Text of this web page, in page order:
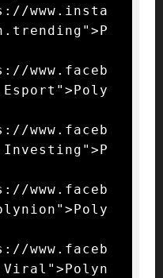
www.insta
www.faceb
www.faceb
www.faceb
www.faceb